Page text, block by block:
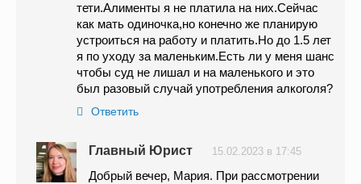
тети.Алименты я не платила на них.Сейчас
как мать одиночка,но конечно же планирую
устроиться на работу и платить.Но до 1.5 лет
я по уходу за маленьким.Есть ли у меня шанс
чтобы суд не лишал и на маленького и это
был разовый случай употребления алкоголя?
Ответить
Главный Юрист 15.02.2023 в 17:45
Добрый вечер, Мария. При рассмотрении